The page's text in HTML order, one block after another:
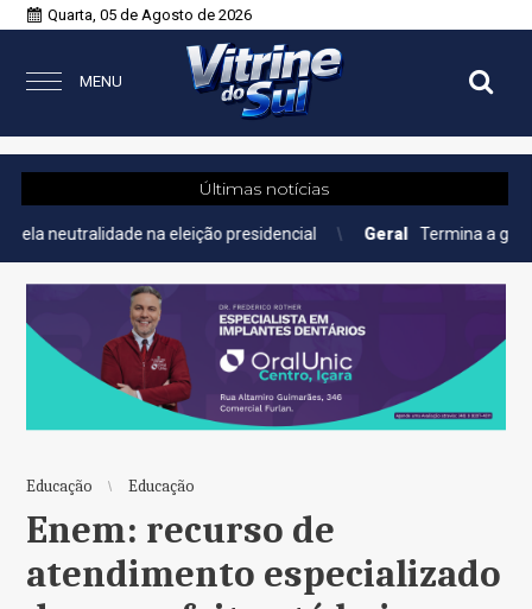
Quarta, 05 de Agosto de 2026
MENU
Últimas notícias
na eleição presidencial Geral Termina a greve nas linhas
Educação Educação
Enem: recurso de
atendimento especializado